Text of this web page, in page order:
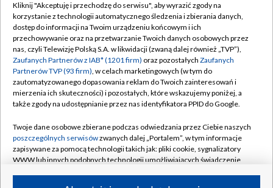
TVP
Abonament TVP
Emisja w TVP
Centrum informacji TVP
Naziemna Telewizja Cyfrowa
Rada Programowa
System NOS
Informacje o nadawcy
Regulamin TVP
Polityka prywatności
Moje zgody
Pomoc
Kontakt
Kanały
Kliknij "Akceptuję i przechodzę do serwisu", aby wyrazić zgody na
korzystanie z technologii automatycznego śledzenia i zbierania danych,
dostęp do informacji na Twoim urządzeniu końcowym i ich
przechowywanie oraz na przetwarzanie Twoich danych osobowych przez
nas, czyli Telewizję Polską S.A. w likwidacji (zwaną dalej również „TVP”),
Zaufanych Partnerów z IAB* (1201 firm) oraz pozostałych Zaufanych
Partnerów TVP (93 firm), w celach marketingowych (w tym do
zautomatyzowanego dopasowania reklam do Twoich zainteresowań i
mierzenia ich skuteczności) i pozostałych, które wskazujemy poniżej, a
także zgody na udostępnianie przez nas identyfikatora PPID do Google.
Twoje dane osobowe zbierane podczas odwiedzania przez Ciebie naszych
poszczególnych serwisówzwanych dalej „Portalem”, w tym informacje
zapisywane za pomocą technologii takich jak: pliki cookie, sygnalizatory
WWW lub innych podobnych technologii umożliwiających świadczenie